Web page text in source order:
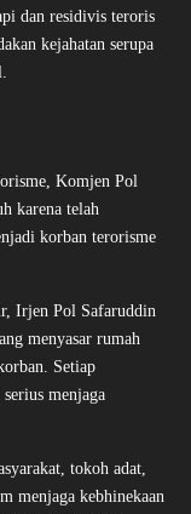
dan residivis teroris
kejahatan serupa
Komjen Pol
karena telah
korban terorisme
Irjen Pol Safaruddin
menyasar rumah
Setiap
menjaga
tokoh adat,
menjaga kebhinekaan